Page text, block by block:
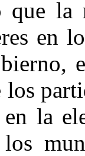
que
en
los
la
los